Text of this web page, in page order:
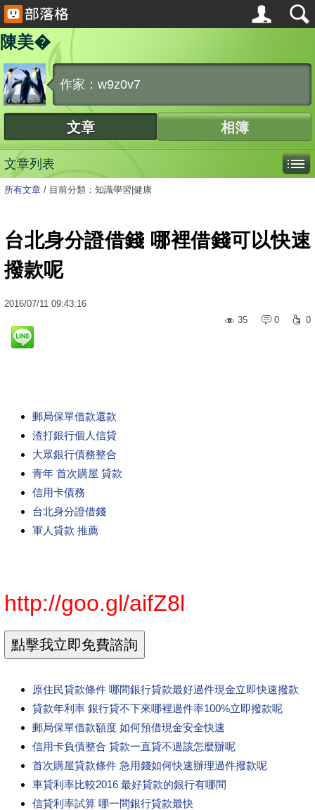
陳美�
作家：w9z0v7
文章 相簿
文章列表
所有文章 / 目前分類：知識學習|健康
台北身分證借錢 哪裡借錢可以快速
撥款呢
2016/07/11 09:43:16
35
0 0
郵局保單借款還款
渣打銀行個人信貸
大眾銀行債務整合
青年 首次購屋 貸款
信用卡債務
台北身分證借錢
軍人貸款 推薦
http://goo.gl/aifZ8l
原住民貸款條件 哪間銀行貸款最好過件現金立即快速撥款
貸款年利率 銀行貸不下來哪裡過件率100%立即撥款呢
郵局保單借款額度 如何預借現金安全快速
信用卡負債整合 貸款一直貸不過該怎麼辦呢
首次購屋貸款條件 急用錢如何快速辦理過件撥款呢
車貸利率比較2016 最好貸款的銀行有哪間
信貸利率試算 哪一間銀行貸款最快